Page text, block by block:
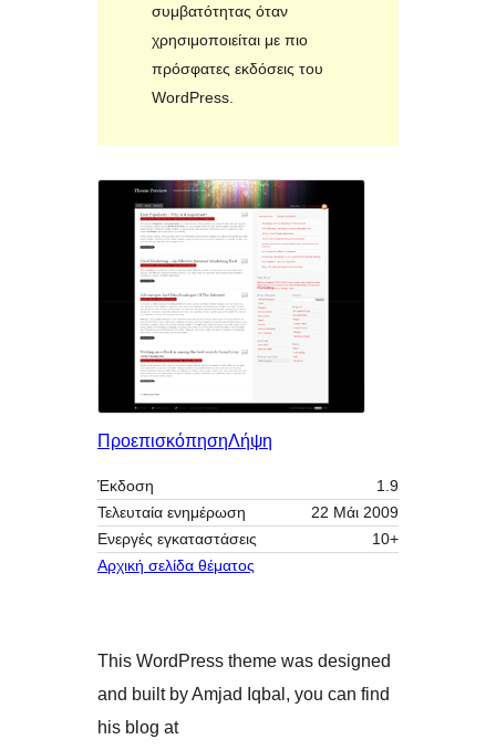
συμβατότητας όταν
χρησιμοποιείται με πιο
πρόσφατες εκδόσεις του
WordPress.
ΠροεπισκόπησηΛήψη
Έκδοση
1.9
Τελευταία ενημέρωση
22 Μάι 2009
Ενεργές εγκαταστάσεις
10+
Αρχική σελίδα θέματος
This WordPress theme was designed
and built by Amjad Iqbal, you can find
his blog at